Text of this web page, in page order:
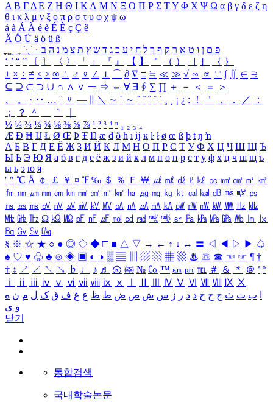
Α Β ΓΔ Ε Ζ Η Θ Ι ΚΛ Μ Ν Ξ Ο Π Ρ Σ ΤΥ Φ Χ Ψ Ω α β γ δ ε ζ η
θ ι κ λ μ ν ξ ο π ρ σ τ υ φ χ ψ ω
á à Á À é è É È ç Ç ê
Ä Ö Ü ä ö ü ß
ִֶֹ ֻּ ׁׂ פ ם ן ו ט א ר ק ף ך ל ח י ע כ ג ד ש ץ ת צ מ נ ה ב
‘ ’ “ ” 〔 〕 〈 〉 「 」 『 』 【 】 ＂ （ ） ［ ］ ｛ ｝
± × ÷ ≠ ≤ ≥ ∞ ∴ ♂ ♀ ∠ ⊥ ⌒ ∂ ∇ ≡ ≒ ≪ ≫ √ ∽ ∝ ∵ ∫ ∬ ∈ ∋
⊆ ⊇ ⊂ ⊃ ∪ ∩ ∧ ∨ ￢ ⇒ ⇔ ∀ ∃ ∮ ∑ ∏ ＋ － ＜ ＝
＞
、
。 · ‥ … ¨ 〃 ― ＼ ∼ ´ ～ ˇ ˘ ˝ ˚ ˙ ¸ ¡ ¿ ː ！ ＇ ， ． ／
：
；
？ ＾ ｀
½ ⅓ ⅔ ¼ ¾ ⅛ ⅜ ⅝ ⅞ ¹ ² ³ ⁴ ⁿ ₁ ₂ ₃ ₄
Æ Ð Ħ Ĳ Ł Ø Œ Þ Ŧ Ŋ æ đ ð ħ ı ĳ ĸ ŀ ł ø œ ß þ ŧ ŋ ŉ
А Б В Г Д Е Ё Ж З И Й К Л М Н О П Р С Т У Ф Х Ц Ч Ш Щ Ъ
Ы Ь Э Ю Я а б в г д е ё ж з и й к л м н о п р с т у ф х ц ч ш щ ъ
ы ь э ю я
′ ″ ℃ Å ￠ ￡ ￥ ¤ ℉ ‰ ＄ ％ Ｆ ￦ ㎕ ㎖ ㎗ ℓ ㎘ ㏄ ㎣ ㎤ ㎥ ㎦
㎙ ㎚ ㎛ ㎜ ㎝ ㎞ ㎟ ㎠ ㎡ ㎢ ㏊ ㎍ ㎎ ㎏ ㏏ ㎈ ㎉ ㏈ ㎧ ㎨ ㎰
㎱ ㎲ ㎳ ㎴ ㎵ ㎶ ㎷ ㎸ ㎹ ㎀ ㎁ ㎂ ㎃ ㎄ ㎺ ㎻ ㎽ ㎾ ㎿ ㎐ ㎑
㎒ ㎓ ㎔ Ω ㏀ ㏁ ㎊ ㎋ ㎌ ㏖ ㏅ ㎭ ㎮ ㎯ ㏛ ㎩ ㎪ ㎫ ㎬ ㏝ ㏐
㏓
㏃ ㏉ ㏜ ㏆
§ ※ ☆ ★ ○ ● ◎ ◇ ◆ □ ■ △ ▽ → ← ↑ ↓ ↔ 〓 ◁ ◀ ▷ ▶ ♤
♠ ♡ ♥ ♧ ♣ ⊙ ◈ ▣ ◐ ◑ ▒ ▤ ▨ ▧ ▦ ▩ ♨ ☏ ☎ ☜ ☞ ¶ †
‡ ↕ ↗ ↙ ↖ ↘ ♭ ♩ ♪ ♬ ㉿ ㈜ № ㏇ ™ ㏂ ㏘ ℡ ＃ ＆ ＊ ＠ ª º
ⅰ
ⅱ ⅲ ⅳ ⅴ ⅵ ⅶ ⅷ ⅸ ⅹ Ⅳ Ⅴ Ⅵ Ⅶ Ⅷ Ⅸ Ⅹ
ب ت ث ج ح خ د ذ ر ز س ش ص ض ط ظ ع غ ف ق ک ل م ن ه
و ی
닫기
통합검색
국내학술논문